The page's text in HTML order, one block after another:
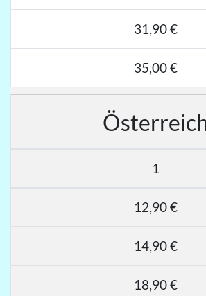
31,90 €
35,00 €
1
12,90 €
14,90 €
18,90 €